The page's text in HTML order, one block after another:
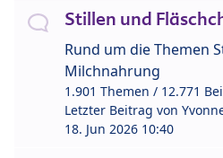
Stillen und
Rund um die Themen
Milchnahrung
1.901 Themen / 12.771
Letzter Beitrag von
18. Jun 2026 10:40